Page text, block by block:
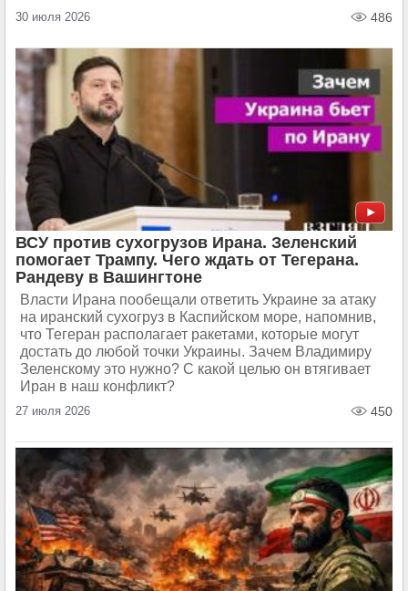
30 июля 2026 486
ВСУ против сухогрузов Ирана. Зеленский
помогает Трампу. Чего ждать от Тегерана.
Рандеву в Вашингтоне
Власти Ирана пообещали ответить Украине за атаку
на иранский сухогруз в Каспийском море, напомнив,
что Тегеран располагает ракетами, которые могут
достать до любой точки Украины. Зачем Владимиру
Зеленскому это нужно? С какой целью он втягивает
Иран в наш конфликт?
27 июля 2026 450